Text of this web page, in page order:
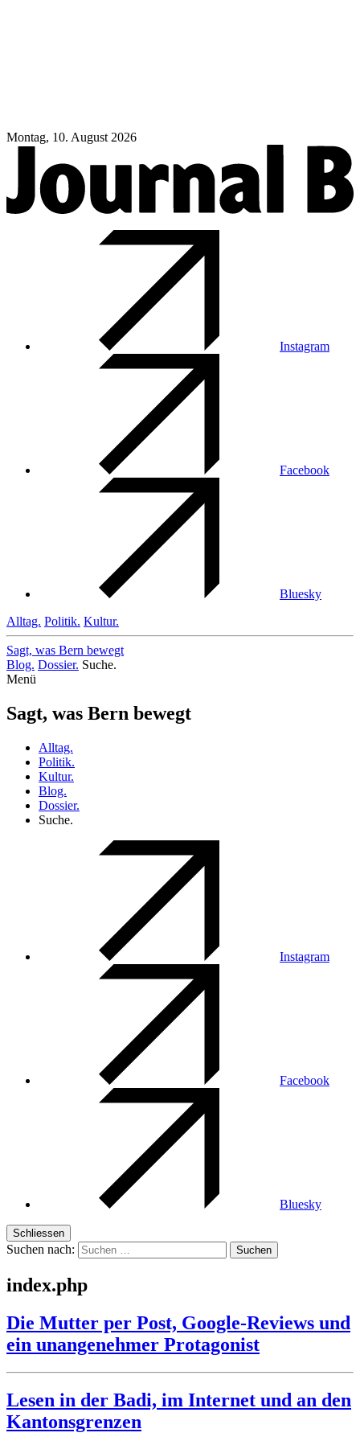
Montag, 10. August 2026
Instagram
Facebook
Bluesky
Alltag. Politik. Kultur.
Sagt, was Bern bewegt
Blog. Dossier. Suche.
Menü
Sagt, was Bern bewegt
Alltag.
Politik.
Kultur.
Blog.
Dossier.
Suche.
Instagram
Facebook
Bluesky
Schliessen
Suchen nach:
index.php
Die Mutter per Post, Google-Reviews und
ein unangenehmer Protagonist
Lesen in der Badi, im Internet und an den
Kantonsgrenzen